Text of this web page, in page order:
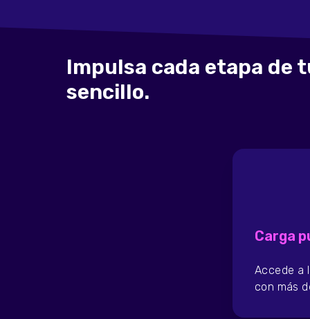
Impulsa cada etapa de
sencillo.
Carga
Accede a
con más